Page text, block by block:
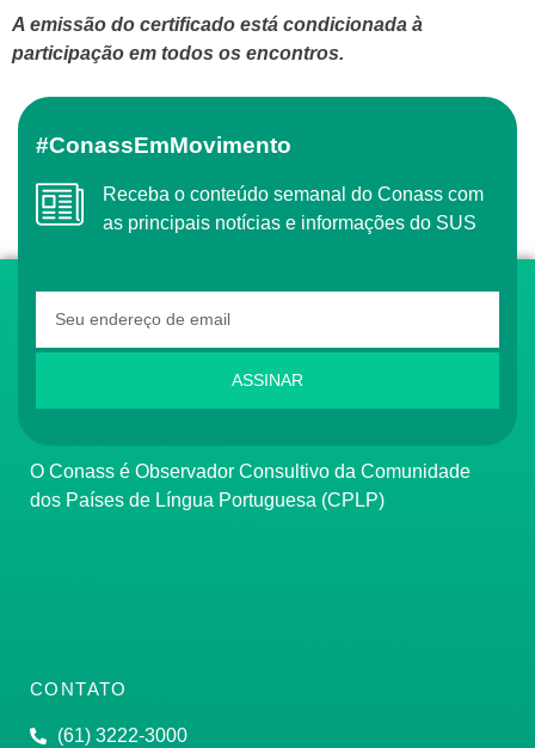
A emissão do certificado está condicionada à
participação em todos os encontros.
#ConassEmMovimento
Receba o conteúdo semanal do Conass com
as principais notícias e informações do SUS
ASSINAR
O Conass é Observador Consultivo da Comunidade
dos Países de Língua Portuguesa (CPLP)
CONTATO
(61) 3222-3000